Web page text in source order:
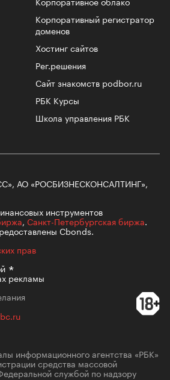
Корпоративный регистратор
доменов
Хостинг сайтов
Рег.решения
Сайт знакомств podbor.ru
РБК Курсы
Школа управления РБК
АО «РОСБИЗНЕСКОНСАЛТИНГ»,
инструментов
, Санкт-Петербургская биржа.
Cbonds.
прав
рекламы
информационного агентства «РБК»
средства массовой
службой по надзору